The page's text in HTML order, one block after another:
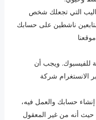
التي تجعلك شخص
ناشطين على حسابك
للفيسبوك. ويجب أن
الانستغرام شركة
حسابك والعمل فيه،
أنه من غير المعقول